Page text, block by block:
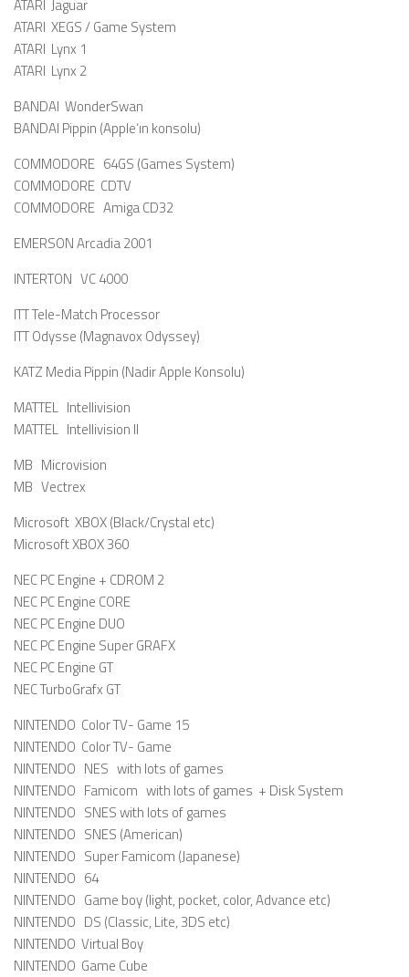
ATARI Jaguar
ATARI XEGS / Game System
ATARI Lynx 1
ATARI Lynx 2
BANDAI WonderSwan
BANDAI Pippin (Apple’ın konsolu)
COMMODORE 64GS (Games System)
COMMODORE CDTV
COMMODORE Amiga CD32
EMERSON Arcadia 2001
INTERTON VC 4000
ITT Tele-Match Processor
ITT Odysse (Magnavox Odyssey)
KATZ Media Pippin (Nadir Apple Konsolu)
MATTEL Intellivision
MATTEL Intellivision II
MB Microvision
MB Vectrex
Microsoft XBOX (Black/Crystal etc)
Microsoft XBOX 360
NEC PC Engine + CDROM 2
NEC PC Engine CORE
NEC PC Engine DUO
NEC PC Engine Super GRAFX
NEC PC Engine GT
NEC TurboGrafx GT
NINTENDO Color TV- Game 15
NINTENDO Color TV- Game
NINTENDO NES with lots of games
NINTENDO Famicom with lots of games + Disk System
NINTENDO SNES with lots of games
NINTENDO SNES (American)
NINTENDO Super Famicom (Japanese)
NINTENDO 64
NINTENDO Game boy (light, pocket, color, Advance etc)
NINTENDO DS (Classic, Lite, 3DS etc)
NINTENDO Virtual Boy
NINTENDO Game Cube